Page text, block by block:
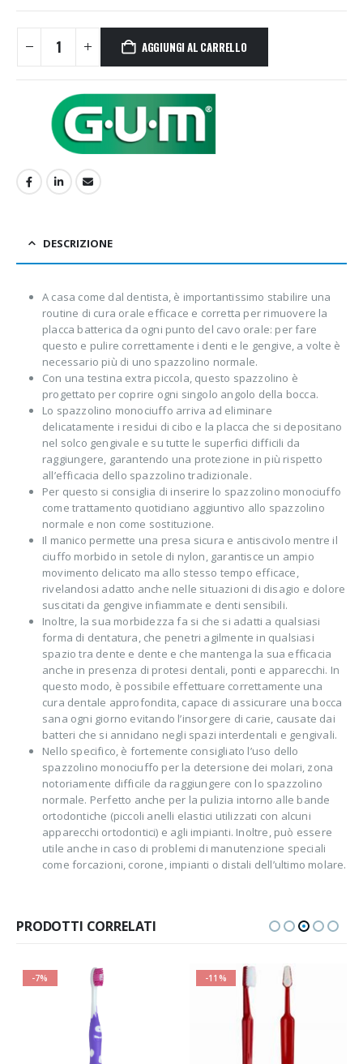
AGGIUNGI AL CARRELLO
DESCRIZIONE
A casa come dal dentista, è importantissimo stabilire una
routine di cura orale efficace e corretta per rimuovere la
placca batterica da ogni punto del cavo orale: per fare
questo e pulire correttamente i denti e le gengive, a volte è
necessario più di uno spazzolino normale.
Con una testina extra piccola, questo spazzolino è
progettato per coprire ogni singolo angolo della bocca.
Lo spazzolino monociuffo arriva ad eliminare
delicatamente i residui di cibo e la placca che si depositano
nel solco gengivale e su tutte le superfici difficili da
raggiungere, garantendo una protezione in più rispetto
all’efficacia dello spazzolino tradizionale.
Per questo si consiglia di inserire lo spazzolino monociuffo
come trattamento quotidiano aggiuntivo allo spazzolino
normale e non come sostituzione.
Il manico permette una presa sicura e antiscivolo mentre il
ciuffo morbido in setole di nylon, garantisce un ampio
movimento delicato ma allo stesso tempo efficace,
rivelandosi adatto anche nelle situazioni di disagio e dolore
suscitati da gengive infiammate e denti sensibili.
Inoltre, la sua morbidezza fa si che si adatti a qualsiasi
forma di dentatura, che penetri agilmente in qualsiasi
spazio tra dente e dente e che mantenga la sua efficacia
anche in presenza di protesi dentali, ponti e apparecchi. In
questo modo, è possibile effettuare correttamente una
cura dentale approfondita, capace di assicurare una bocca
sana ogni giorno evitando l’insorgere di carie, causate dai
batteri che si annidano negli spazi interdentali e gengivali.
Nello specifico, è fortemente consigliato l’uso dello
spazzolino monociuffo per la detersione dei molari, zona
notoriamente difficile da raggiungere con lo spazzolino
normale. Perfetto anche per la pulizia intorno alle bande
ortodontiche (piccoli anelli elastici utilizzati con alcuni
apparecchi ortodontici) e agli impianti. Inoltre, può essere
utile anche in caso di problemi di manutenzione speciali
come forcazioni, corone, impianti o distali dell’ultimo molare.
PRODOTTI CORRELATI
-7% -11%